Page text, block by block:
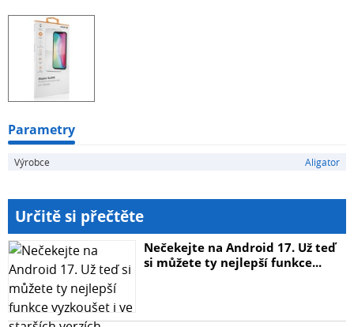
Parametry
Výrobce Aligator
Určitě si přečtěte
Nečekejte na Android 17. Už teď
si můžete ty nejlepší funkce...